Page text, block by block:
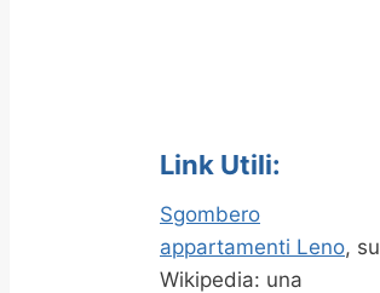
Link Utili:
Sgombero
appartamenti Leno, su
Wikipedia: una